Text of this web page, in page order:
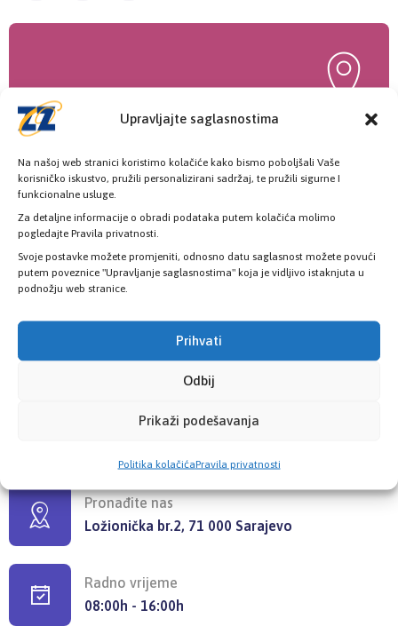
Upravljajte saglasnostima
Na našoj web stranici koristimo kolačiće kako bismo poboljšali Vaše
korisničko iskustvo, pružili personalizirani sadržaj, te pružili sigurne I
funkcionalne usluge.
Za detaljne informacije o obradi podataka putem kolačića molimo
pogledajte Pravila privatnosti.
Svoje postavke možete promjeniti, odnosno datu saglasnost možete povući
putem poveznice "Upravljanje saglasnostima" koja je vidljivo istaknjuta u
podnožju web stranice.
Prihvati
Odbij
Prikaži podešavanja
Politika kolačićaPravila privatnosti
Šest poslovnica zdravstvenog osiguranja
KONTAKT INFORMACIJE
+387 33 725 257
Pišite nam
Pronađite nas
Ložionička br.2, 71 000 Sarajevo
Radno vrijeme
08:00h - 16:00h